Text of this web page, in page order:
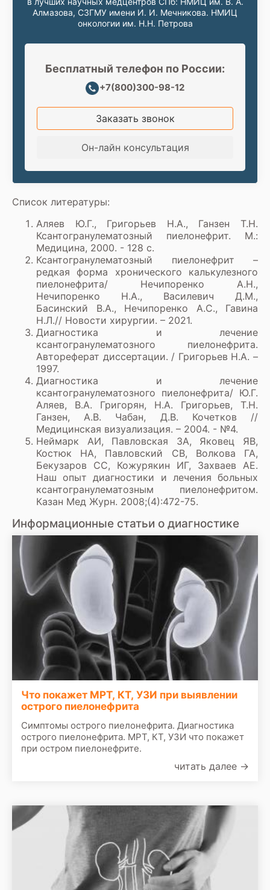
Алмазова, СЗГМУ имени И. И. Мечникова. НМИЦ
онкологии им. Н.Н. Петрова
Бесплатный телефон по России:
+7(800)300-98-12
Заказать звонок
Он-лайн консультация
Список литературы:
Аляев Ю.Г., Григорьев Н.А., Ганзен Т.Н.
Ксантогранулематозный пиелонефрит. М.:
Медицина, 2000. - 128 с.
Ксантогранулематозный пиелонефрит –
редкая форма хронического калькулезного
пиелонефрита/ Нечипоренко А.Н.,
Нечипоренко Н.А., Василевич Д.М.,
Басинский В.А., Нечипоренко А.С., Гавина
Н.Л.// Новости хирургии. – 2021.
Диагностика и лечение
ксантогранулематозного пиелонефрита.
Автореферат диссертации. / Григорьев Н.А. –
1997.
Диагностика и лечение
ксантогранулематозного пиелонефрита/ Ю.Г.
Аляев, В.А. Григорян, Н.А. Григорьев, Т.Н.
Ганзен, А.В. Чабан, Д.В. Кочетков //
Медицинская визуализация. – 2004. - №4.
Неймарк АИ, Павловская ЗА, Яковец ЯВ,
Костюк НА, Павловский СВ, Волкова ГА,
Бекузаров СС, Кожурякин ИГ, Захваев АЕ.
Наш опыт диагностики и лечения больных
ксантогранулематозным пиелонефритом.
Казан Мед Журн. 2008;(4):472-75.
Информационные статьи о диагностике
Что покажет МРТ, КТ, УЗИ при выявлении
острого пиелонефрита
Симптомы острого пиелонефрита. Диагностика
острого пиелонефрита. МРТ, КТ, УЗИ что покажет
при остром пиелонефрите.
читать далее →